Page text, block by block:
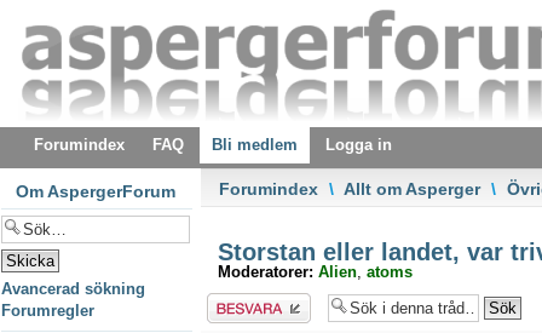
Forumindex FAQ Bli medlem Logga in
Forumindex \ Allt om Asperger \
Storstan eller landet, var
Moderatorer: Alien, atoms
Besvara
Om AspergerForum
Avancerad sökning
Forumregler